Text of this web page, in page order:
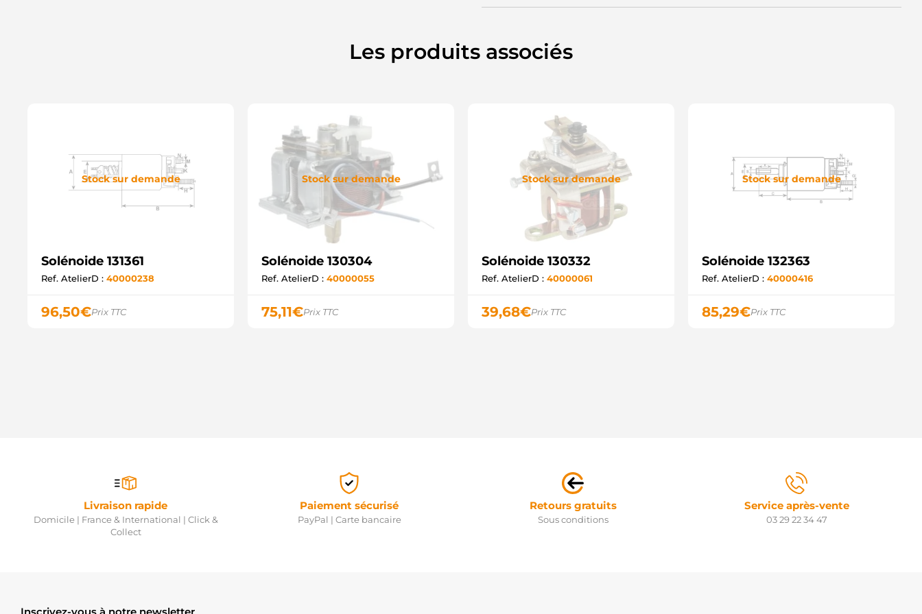
Les produits associés
Stock sur demande
Solénoide 131361
Ref. AtelierD : 40000238
96,50€Prix TTC
Stock sur demande
Solénoide 130304
Ref. AtelierD : 40000055
75,11€Prix TTC
Stock sur demande
Solénoide 130332
Ref. AtelierD : 40000061
39,68€Prix TTC
Stock sur demande
Solénoide 132363
Ref. AtelierD : 40000416
85,29€Prix TTC
Livraison rapide
Domicile | France & International | Click &
Collect
Paiement sécurisé
PayPal | Carte bancaire
Retours gratuits
Sous conditions
Service après-vente
03 29 22 34 47